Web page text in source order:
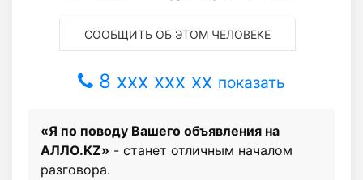
СООБЩИТЬ ОБ ЭТОМ ЧЕЛОВЕКЕ
8 xxx xxx xx показать
«Я по поводу Вашего объявления на
АЛЛО.KZ» - станет отличным началом
разговора.